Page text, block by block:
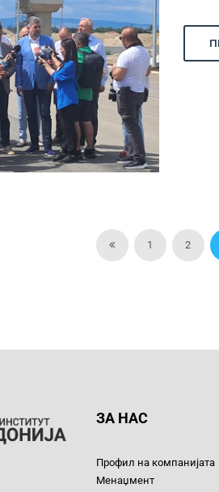
1 2
ЗА НАС
Профил на компанијата
Менаџмент